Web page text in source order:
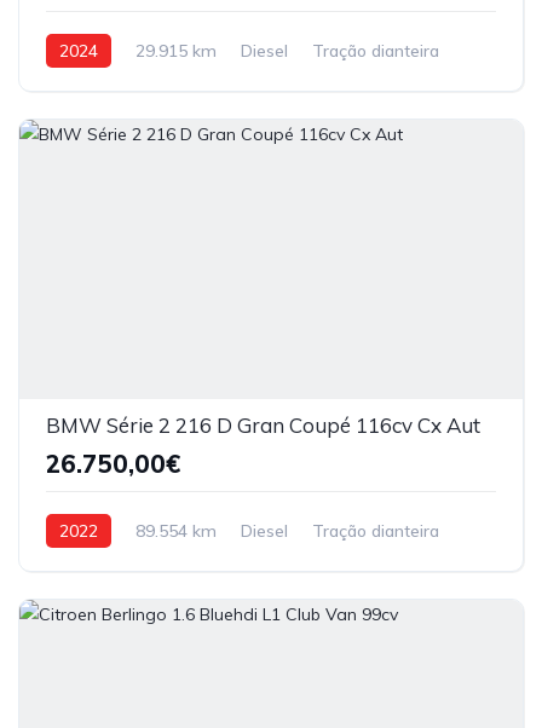
2024 29.915 km Diesel Tração dianteira
BMW Série 2 216 D Gran Coupé 116cv Cx Aut
26.750,00€
2022 89.554 km Diesel Tração dianteira